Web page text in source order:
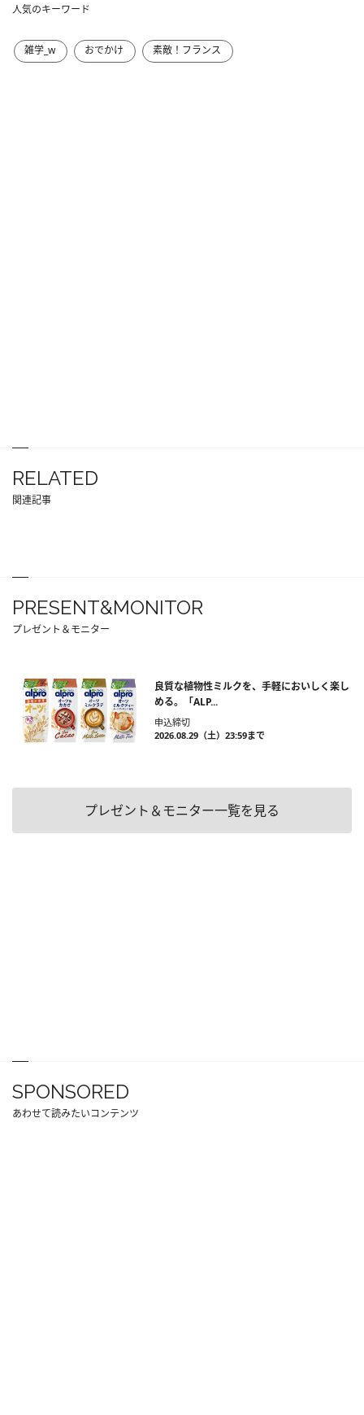
人気のキーワード
雑学_w おでかけ 素敵！フランス
RELATED
関連記事
PRESENT&MONITOR
プレゼント＆モニター
良質な植物性ミルクを、手軽においしく楽し
める。「ALP...
申込締切
2026.08.29（土）23:59まで
プレゼント＆モニター一覧を見る
SPONSORED
あわせて読みたいコンテンツ